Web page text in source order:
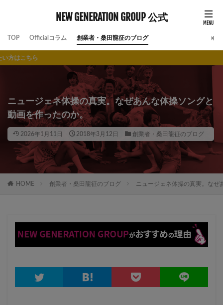
NEW GENERATION GROUP 公式
TOP Officialコラム 創業者・桑田龍征のブログ
ニュージェネ体操の真実。なぜあんな体操ソングと
動画を作ったのか。
2026年1月11日 2018年3月12日 創業者・桑田龍征のブログ
HOME 創業者・桑田龍征のブログ ニュージェネ体操の真実。な